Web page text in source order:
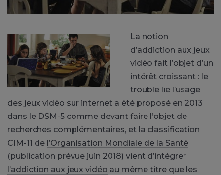
La notion
d’addiction aux jeux
vidéo fait l’objet d’un
intérêt croissant : le
trouble lié l’usage
des jeux vidéo sur internet a été proposé en 2013
dans le DSM-5 comme devant faire l’objet de
recherches complémentaires, et la classification
CIM-11 de l’Organisation Mondiale de la Santé
(publication prévue juin 2018) vient d’intégrer
l’addiction aux jeux vidéo au même titre que les